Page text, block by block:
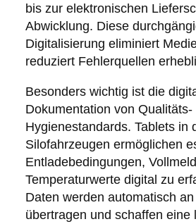
bis zur elektronischen
Abwicklung. Diese
Digitalisierung eliminiert
reduziert Fehlerquellen
Besonders wichtig ist die
Dokumentation von Qualitäts-
Hygienestandards. Tablets in
Silofahrzeugen ermöglichen
Entladebedingungen,
Temperaturwerte digital zu
Daten werden automatisch
übertragen und schaffen eine